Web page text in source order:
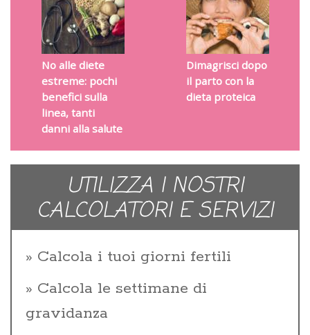
No alle diete
estreme: pochi
benefici sulla
linea, tanti
danni alla salute
Dimagrisci dopo
il parto con la
dieta proteica
UTILIZZA I NOSTRI
CALCOLATORI E SERVIZI
Calcola i tuoi giorni fertili
Calcola le settimane di
gravidanza